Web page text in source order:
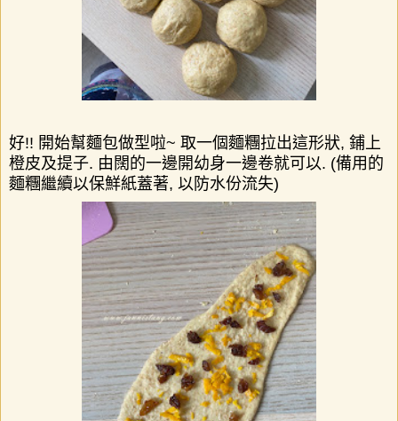
好!! 開始幫麵包做型啦~ 取一個麵糰拉出這形狀, 鋪上
橙皮及提子. 由闊的一邊開幼身一邊卷就可以. (備用的
麵糰繼續以保鮮紙蓋著, 以防水份流失)